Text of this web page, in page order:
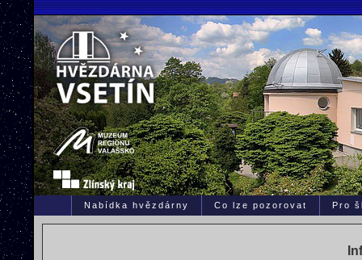
Nabídka hvězdárny Co lze pozorovat Pro